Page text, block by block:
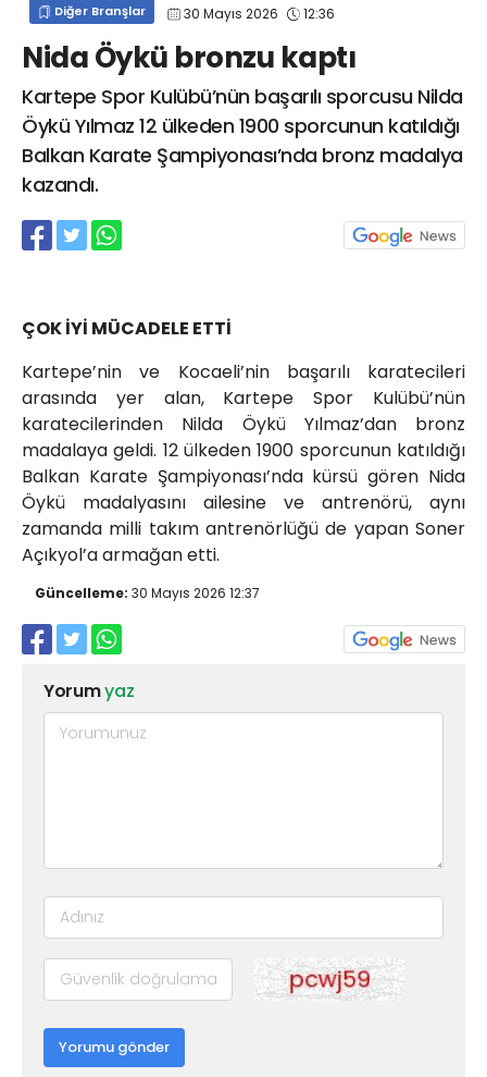
Diğer Branşlar 30 Mayıs 2026 12:36
Nida Öykü bronzu kaptı
Kartepe Spor Kulübü’nün başarılı sporcusu Nilda
Öykü Yılmaz 12 ülkeden 1900 sporcunun katıldığı
Balkan Karate Şampiyonası’nda bronz madalya
kazandı.
ÇOK İYİ MÜCADELE ETTİ
Kartepe’nin ve Kocaeli’nin başarılı karatecileri
arasında yer alan, Kartepe Spor Kulübü’nün
karatecilerinden Nilda Öykü Yılmaz’dan bronz
madalaya geldi. 12 ülkeden 1900 sporcunun katıldığı
Balkan Karate Şampiyonası’nda kürsü gören Nida
Öykü madalyasını ailesine ve antrenörü, aynı
zamanda milli takım antrenörlüğü de yapan Soner
Açıkyol’a armağan etti.
Güncelleme: 30 Mayıs 2026 12:37
Yorumyaz
Yorumu gönder
info@spor41.com